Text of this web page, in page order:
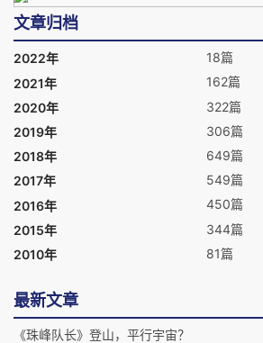
文章归档
2022年
18篇
2021年
162篇
2020年
322篇
2019年
306篇
2018年
649篇
2017年
549篇
2016年
450篇
2015年
344篇
2010年
81篇
最新文章
《珠峰队长》登山，平行宇宙？